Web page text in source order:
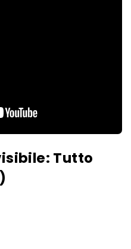
Tutto